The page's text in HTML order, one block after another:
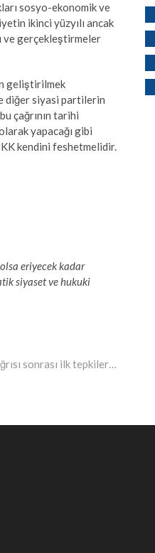
sosyo-ekonomik ve
ikinci yüzyılı ancak
ve gerçekleştirmeler
geliştirilmek
diğer siyasi partilerin
çağrının tarihi
yapacağı gibi
kendini feshetmelidir.
eriyecek kadar
siyaset ve hukuki
sonrası ilk tepkiler…